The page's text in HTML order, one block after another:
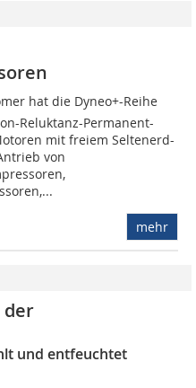
hat die Dyneo+-Reihe
Reluktanz-Permanent-
mit freiem Seltenerd-
von
mehr
der
und entfeuchtet